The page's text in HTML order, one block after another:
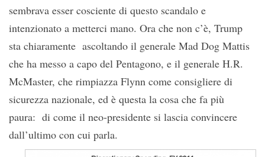
sembrava esser cosciente di questo scandalo e
intenzionato a metterci mano. Ora che non c’è, Trump
sta chiaramente ascoltando il generale Mad Dog Mattis
che ha messo a capo del Pentagono, e il generale H.R.
McMaster, che rimpiazza Flynn come consigliere di
sicurezza nazionale, ed è questa la cosa che fa più
paura: di come il neo-presidente si lascia convincere
dall’ultimo con cui parla.